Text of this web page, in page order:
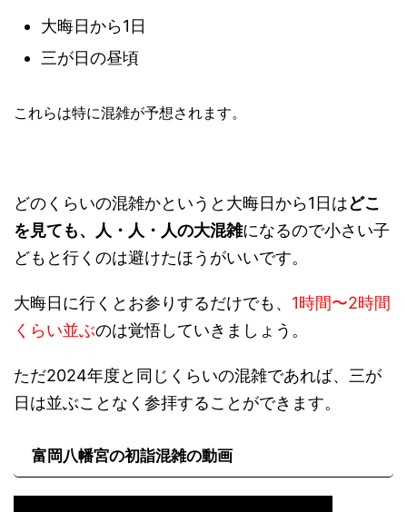
大晦日から1日
三が日の昼頃
これらは特に混雑が予想されます。
どのくらいの混雑かというと大晦日から1日はどこ
を見ても、人・人・人の大混雑になるので小さい子
どもと行くのは避けたほうがいいです。
大晦日に行くとお参りするだけでも、 1時間〜2時間
くらい並ぶのは覚悟していきましょう。
ただ2024年度と同じくらいの混雑であれば、三が
日は並ぶことなく参拝することができます。
富岡八幡宮の初詣混雑の動画